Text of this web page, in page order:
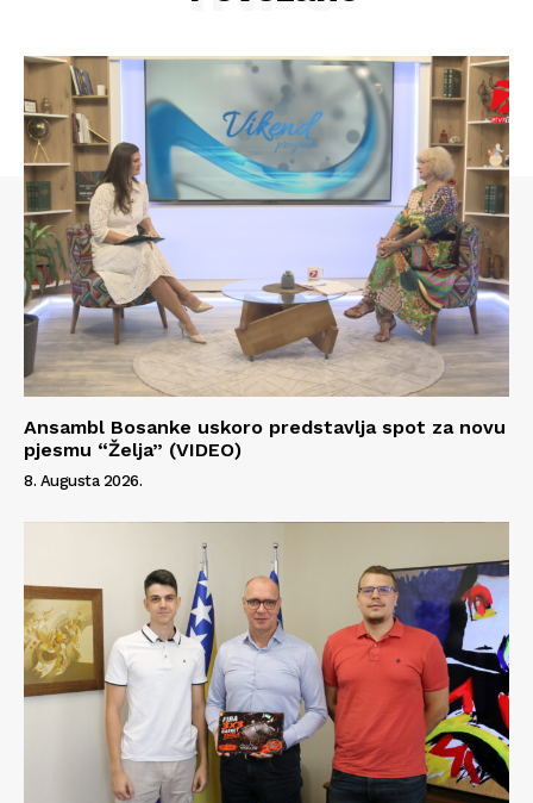
Info
Ansambl Bosanke uskoro predstavlja spot za novu
pjesmu “Želja” (VIDEO)
8. Augusta 2026.